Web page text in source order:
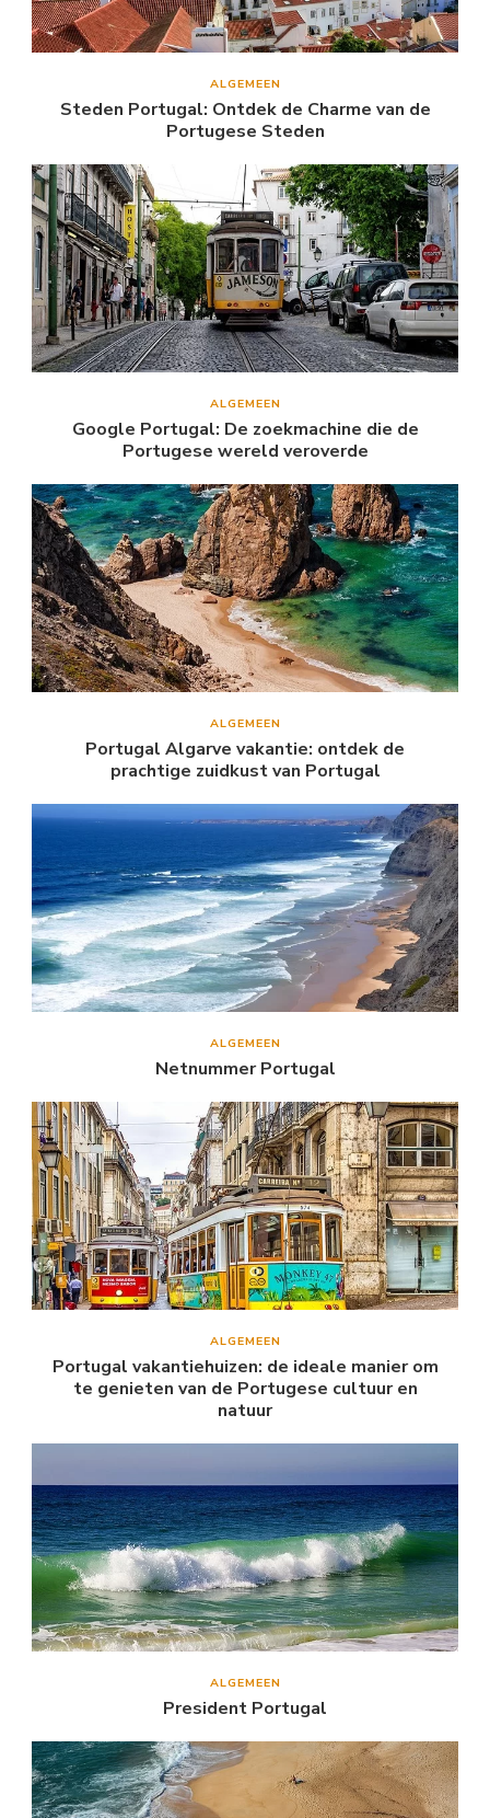
ALGEMEEN
Steden Portugal: Ontdek de Charme van de
Portugese Steden
ALGEMEEN
Google Portugal: De zoekmachine die de
Portugese wereld veroverde
ALGEMEEN
Portugal Algarve vakantie: ontdek de
prachtige zuidkust van Portugal
ALGEMEEN
Netnummer Portugal
ALGEMEEN
Portugal vakantiehuizen: de ideale manier om
te genieten van de Portugese cultuur en
natuur
ALGEMEEN
President Portugal